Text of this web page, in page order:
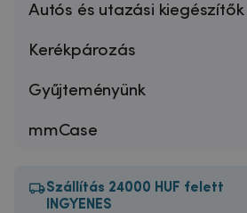
Autós és utazási kiegészítők
Kerékpározás
Gyűjteményünk
mmCase
Szállítás 24000 HUF felett
INGYENES